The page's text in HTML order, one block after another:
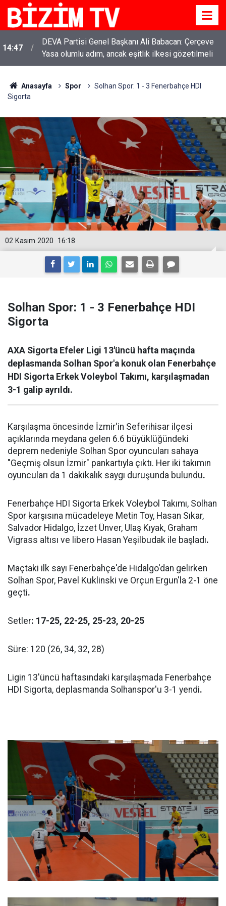
11:51
YENİ Parti Genel Başkanı Özgür Özel: “Şehit
ailelerinin, gazilerin yanına varamayacağımız,
gözüne bakamayacağımız işlerin içinde olmayız”
Anasayfa Spor
Solhan Spor: 1 - 3 Fenerbahçe HDI
Sigorta
16:18
02 Kasım 2020
Solhan Spor: 1 - 3 Fenerbahçe HDI
Sigorta
AXA Sigorta Efeler Ligi 13'üncü hafta maçında
deplasmanda Solhan Spor'a konuk olan Fenerbahçe
HDI Sigorta Erkek Voleybol Takımı, karşılaşmadan
3-1 galip ayrıldı.
Karşılaşma öncesinde İzmir'in Seferihisar ilçesi
açıklarında meydana gelen 6.6 büyüklüğündeki
deprem nedeniyle Solhan Spor oyuncuları sahaya
"Geçmiş olsun İzmir" pankartıyla çıktı. Her iki takımın
oyuncuları da 1 dakikalık saygı duruşunda bulundu.
Fenerbahçe HDI Sigorta Erkek Voleybol Takımı, Solhan
Spor karşısına mücadeleye Metin Toy, Hasan Sıkar,
Salvador Hidalgo, İzzet Ünver, Ulaş Kıyak, Graham
Vigrass altısı ve libero Hasan Yeşilbudak ile başladı.
Maçtaki ilk sayı Fenerbahçe'de Hidalgo'dan gelirken
Solhan Spor, Pavel Kuklinski ve Orçun Ergun'la 2-1 öne
geçti.
Setler: 17-25, 22-25, 25-23, 20-25
Süre: 120 (26, 34, 32, 28)
Ligin 13'üncü haftasındaki karşılaşmada Fenerbahçe
HDI Sigorta, deplasmanda Solhanspor'u 3-1 yendi.